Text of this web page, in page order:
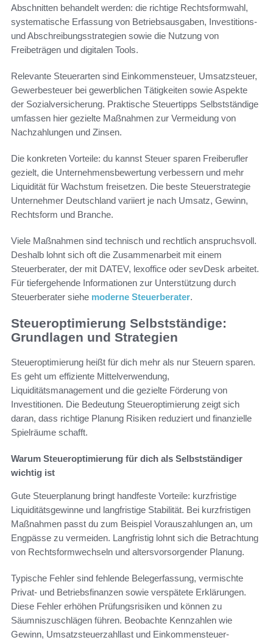
Abschnitten behandelt werden: die richtige Rechtsformwahl,
systematische Erfassung von Betriebsausgaben, Investitions-
und Abschreibungsstrategien sowie die Nutzung von
Freibeträgen und digitalen Tools.
Relevante Steuerarten sind Einkommensteuer, Umsatzsteuer,
Gewerbesteuer bei gewerblichen Tätigkeiten sowie Aspekte
der Sozialversicherung. Praktische Steuertipps Selbstständige
umfassen hier gezielte Maßnahmen zur Vermeidung von
Nachzahlungen und Zinsen.
Die konkreten Vorteile: du kannst Steuer sparen Freiberufler
gezielt, die Unternehmensbewertung verbessern und mehr
Liquidität für Wachstum freisetzen. Die beste Steuerstrategie
Unternehmer Deutschland variiert je nach Umsatz, Gewinn,
Rechtsform und Branche.
Viele Maßnahmen sind technisch und rechtlich anspruchsvoll.
Deshalb lohnt sich oft die Zusammenarbeit mit einem
Steuerberater, der mit DATEV, lexoffice oder sevDesk arbeitet.
Für tiefergehende Informationen zur Unterstützung durch
Steuerberater siehe moderne Steuerberater.
Steueroptimierung Selbstständige:
Grundlagen und Strategien
Steueroptimierung heißt für dich mehr als nur Steuern sparen.
Es geht um effiziente Mittelverwendung,
Liquiditätsmanagement und die gezielte Förderung von
Investitionen. Die Bedeutung Steueroptimierung zeigt sich
daran, dass richtige Planung Risiken reduziert und finanzielle
Spielräume schafft.
Warum Steueroptimierung für dich als Selbstständiger
wichtig ist
Gute Steuerplanung bringt handfeste Vorteile: kurzfristige
Liquiditätsgewinne und langfristige Stabilität. Bei kurzfristigen
Maßnahmen passt du zum Beispiel Vorauszahlungen an, um
Engpässe zu vermeiden. Langfristig lohnt sich die Betrachtung
von Rechtsformwechseln und altersvorsorgender Planung.
Typische Fehler sind fehlende Belegerfassung, vermischte
Privat- und Betriebsfinanzen sowie verspätete Erklärungen.
Diese Fehler erhöhen Prüfungsrisiken und können zu
Säumniszuschlägen führen. Beobachte Kennzahlen wie
Gewinn, Umsatzsteuerzahllast und Einkommensteuer-